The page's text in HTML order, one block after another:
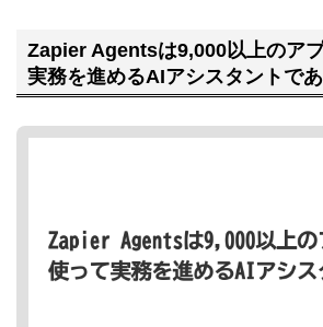
Zapier Agentsは9,000以上のア
実務を進めるAIアシスタントで